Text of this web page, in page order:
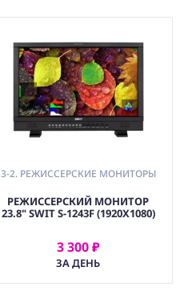
3-2. РЕЖИССЕРСКИЕ МОНИТОРЫ
РЕЖИССЕРСКИЙ МОНИТОР
23.8" SWIT S-1243F (1920X1080)
3 300 ₽
ЗА ДЕНЬ
АРЕНДОВАТЬ